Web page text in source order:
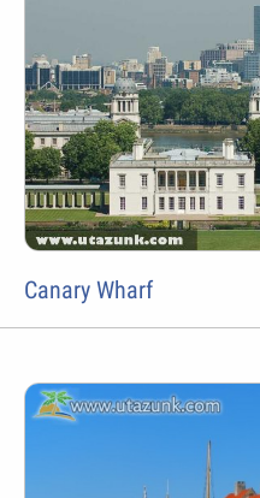
Canary Wharf